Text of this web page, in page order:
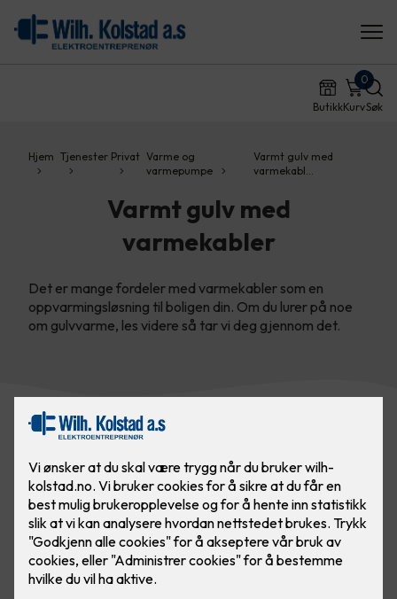
ButikkKurv
0
Søk
Hjem Tjenester Privat Varme og
varmepumpe
Varmt gulv med
varmekabl…
Varmt gulv med
varmekabler
Det er mange fordeler med varmekabler som en
oppvarmingsløsning til boligen din. Om du lurer på noe
om gulvvarme, les videre så tar vi deg gjennom det.